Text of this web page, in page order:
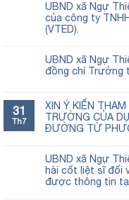
UBND xã Ngự
của công ty
(VTED).
UBND xã Ngự
đồng chí Trưởng
31
Th7
XIN Ý KIẾN
TRƯỜNG CỦA
ĐƯỜNG TỪ
UBND xã Ngự
hài cốt liệt sĩ đối
được thông tin